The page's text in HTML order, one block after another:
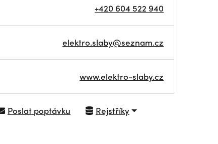
+420 604 522 940
elektro.slaby@seznam.cz
www.elektro-slaby.cz
Poslat poptávku Rejstříky
NAVIGOVAT